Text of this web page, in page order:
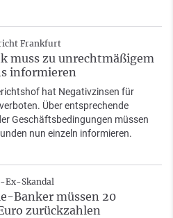
Frankfurt
muss zu unrechtmäßigem
informieren
hat Negativzinsen für
Über entsprechende
Geschäftsbedingungen müssen
nun einzeln informieren.
Ex-Skandal
Banker müssen 20
zurückzahlen